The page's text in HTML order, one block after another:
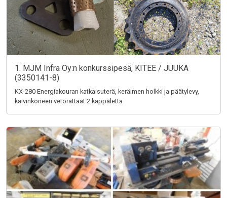
1. MJM Infra Oy:n konkurssipesä, KITEE / JUUKA
(3350141-8)
KX-280 Energiakouran katkaisuterä, keräimen holkki ja päätylevy,
kaivinkoneen vetorattaat 2 kappaletta